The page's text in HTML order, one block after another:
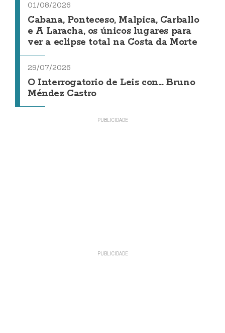
01/08/2026
Cabana, Ponteceso, Malpica, Carballo
e A Laracha, os únicos lugares para
ver a eclipse total na Costa da Morte
29/07/2026
O Interrogatorio de Leis con... Bruno
Méndez Castro